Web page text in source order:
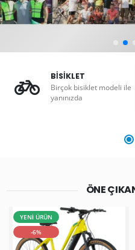
BİSİKLET
Birçok bisiklet modeli ile
yanınızda
ÖNE
YENİ ÜRÜN
-6%